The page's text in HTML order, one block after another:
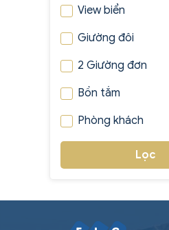
View biển
Giường đôi
2 Giường đơn
Bồn tắm
Phòng khách
Lọc